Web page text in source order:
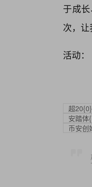
于成
次，
活动：
超
安踏体
币安创